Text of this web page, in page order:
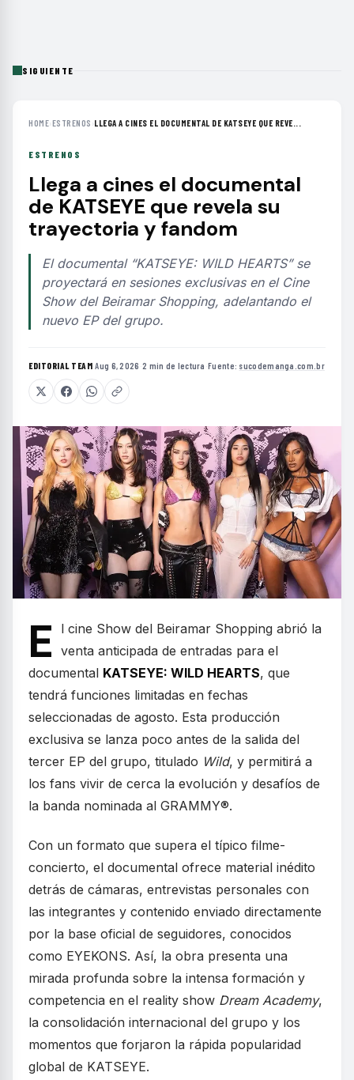
SIGUIENTE
HOME›ESTRENOS ›LLEGA A CINES EL DOCUMENTAL DE KATSEYE QUE REVE...
ESTRENOS
Llega a cines el documental
de KATSEYE que revela su
trayectoria y fandom
El documental “KATSEYE: WILD HEARTS” se
proyectará en sesiones exclusivas en el Cine
Show del Beiramar Shopping, adelantando el
nuevo EP del grupo.
EDITORIAL TEAM·Aug 6, 2026 ·2 min de lectura ·Fuente: sucodemanga.com.br
E
l cine Show del Beiramar Shopping abrió la
venta anticipada de entradas para el
documental KATSEYE: WILD HEARTS, que
tendrá funciones limitadas en fechas
seleccionadas de agosto. Esta producción
exclusiva se lanza poco antes de la salida del
tercer EP del grupo, titulado Wild, y permitirá a
los fans vivir de cerca la evolución y desafíos de
la banda nominada al GRAMMY®.
Con un formato que supera el típico filme-
concierto, el documental ofrece material inédito
detrás de cámaras, entrevistas personales con
las integrantes y contenido enviado directamente
por la base oficial de seguidores, conocidos
como EYEKONS. Así, la obra presenta una
mirada profunda sobre la intensa formación y
competencia en el reality show Dream Academy,
la consolidación internacional del grupo y los
momentos que forjaron la rápida popularidad
global de KATSEYE.